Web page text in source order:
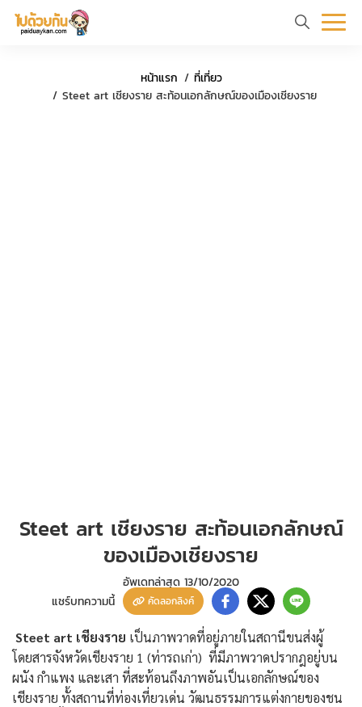
แรกท่อง เที่ยว
หน้าแรก
ที่เที่ยว
Steet art เชียงราย สะท้อนเอกลักษณ์ของเมืองเชียงราย
Steet art เชียงราย สะท้อนเอกลักษณ์
ของเมืองเชียงราย
อัพเดทล่าสุด 13/10/2020
แชร์บทความนี้
คัดลอกลิงค์
Steet art เชียงราย เป็นภาพวาดที่อยู่ภายในสถานีขนส่งผู้
โดยสารจังหวัดเชียงราย 1 (ท่ารถเก่า) ที่มีภาพวาดปรากฎอยู่บน
ผนัง กำแพง และเสา ที่สะท้อนถึงภาพอันเป็นเอกลักษณ์ของ
เชียงราย ทั้งสถานที่ท่องเที่ยวเด่น วัฒนธรรมการแต่งกายของชน